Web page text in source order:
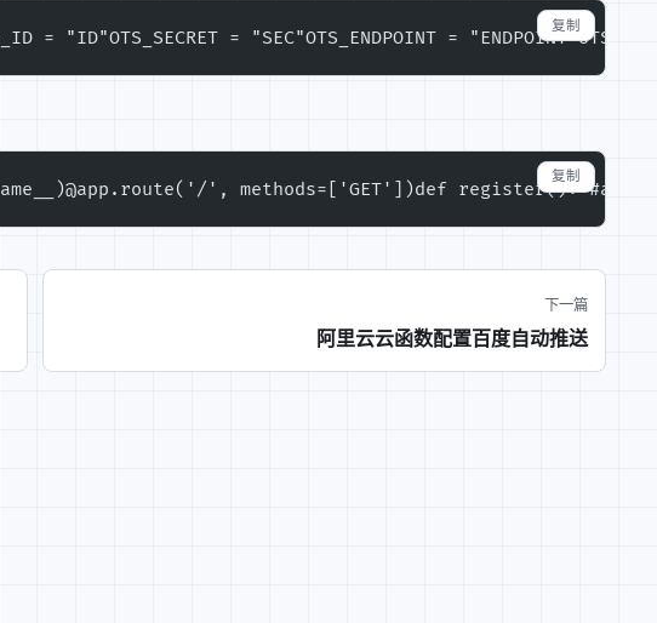
= "ID"OTS_SECRET = "SEC"OTS_ENDPOINT = "ENDPOINT"
复制
@app.route('/', methods=['GET'])def register(): #a =
复制
下一篇
阿里云云函数配置百度自动推送